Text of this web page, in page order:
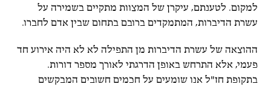
למקום. לטענתם, עיקרן של המצוות מתקיים בשמירה על
עשרת הדיברות, המתמקדים ברובם בתחום שבין אדם לחברו.
ההוצאה של עשרת הדיברות מן התפילה לא לא היה אירוע חד
פעמי, אלא התרחש באופן הדרגתי לאורך מספר דורות.
בתקופת חז"ל אנו שומעים על חכמים חשובים המבקשים